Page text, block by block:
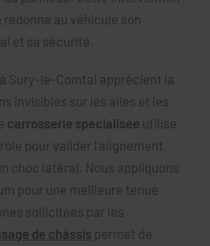
redonne au véhicule son
et sa sécurité.
Sury-le-Comtal apprécient la
invisibles sur les ailes et les
carrosserie spécialisée utilise
pour valider l'alignement
choc latéral. Nous appliquons
pour une meilleure tenue
sollicitées par les
de châssis permet de